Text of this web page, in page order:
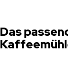
Das